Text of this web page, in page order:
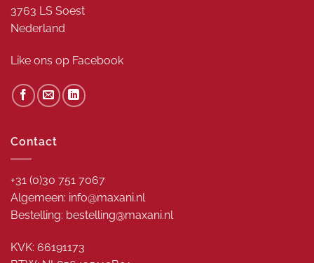
3763 LS Soest
Nederland
Like ons op Facebook
Contact
+31 (0)30 751 7067
Algemeen: info@maxani.nl
Bestelling: bestelling@maxani.nl
KVK: 66191173